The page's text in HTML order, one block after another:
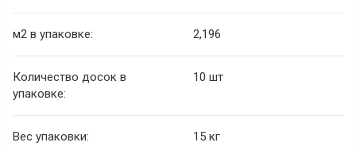
м2 в упаковке: 2,196
Количество досок в
упаковке:
10 шт
Вес упаковки: 15 кг